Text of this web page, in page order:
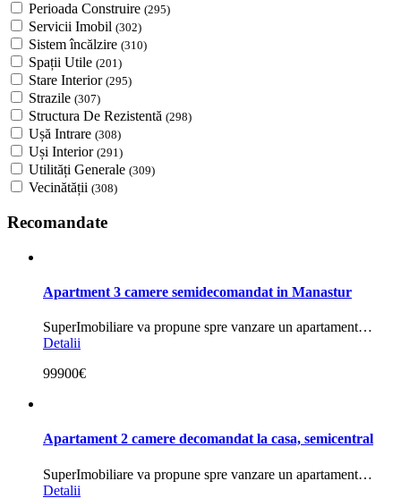
Perioada Construire (295)
Servicii Imobil (302)
Sistem încălzire (310)
Spații Utile (201)
Stare Interior (295)
Strazile (307)
Structura De Rezistentă (298)
Ușă Intrare (308)
Uși Interior (291)
Utilități Generale (309)
Vecinătății (308)
Recomandate
Apartment 3 camere semidecomandat in Manastur
SuperImobiliare va propune spre vanzare un apartament…
Detalii
99900€
Apartament 2 camere decomandat la casa, semicentral
SuperImobiliare va propune spre vanzare un apartament…
Detalii